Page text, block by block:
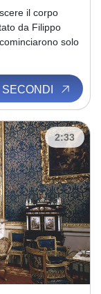
il corpo
da Filippo
solo
2:33